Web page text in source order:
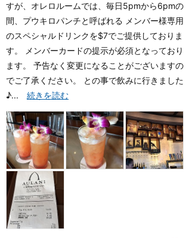
すが、オレロルームでは、毎日5pmから6pmの
間、プウキロパンチと呼ばれる メンバー様専用
のスペシャルドリンクを$7でご提供しておりま
す。 メンバーカードの提示が必須となっており
ます。 予告なく変更になることがございますの
でご了承ください。 との事で飲みに行きました
♪... 続きを読む